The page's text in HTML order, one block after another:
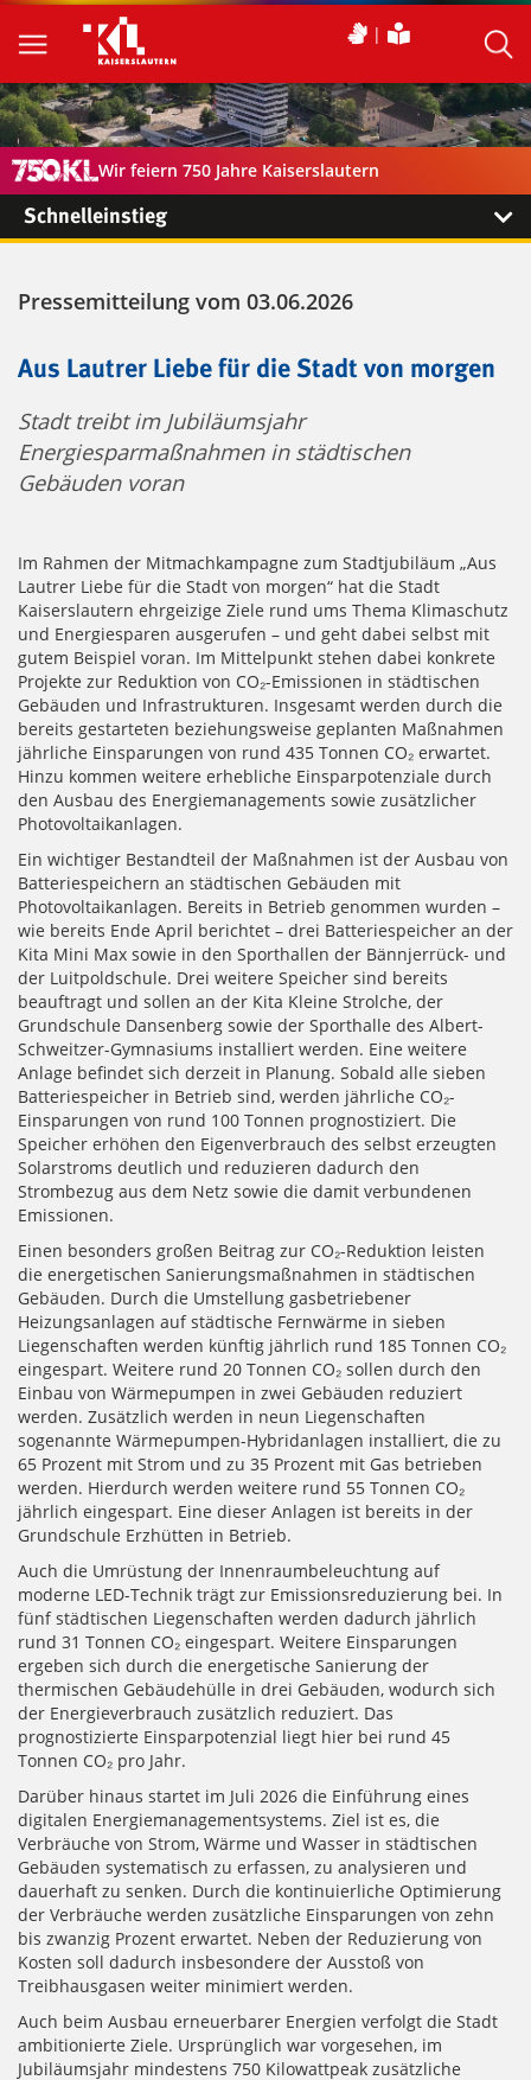
Wir feiern 750 Jahre Kaiserslautern
Schnelleinstieg
Pressemitteilung vom 03.06.2026
Aus Lautrer Liebe für die Stadt von morgen
Stadt treibt im Jubiläumsjahr
Energiesparmaßnahmen in städtischen
Gebäuden voran
Im Rahmen der Mitmachkampagne zum Stadtjubiläum „Aus
Lautrer Liebe für die Stadt von morgen“ hat die Stadt
Kaiserslautern ehrgeizige Ziele rund ums Thema Klimaschutz
und Energiesparen ausgerufen – und geht dabei selbst mit
gutem Beispiel voran. Im Mittelpunkt stehen dabei konkrete
Projekte zur Reduktion von CO₂-Emissionen in städtischen
Gebäuden und Infrastrukturen. Insgesamt werden durch die
bereits gestarteten beziehungsweise geplanten Maßnahmen
jährliche Einsparungen von rund 435 Tonnen CO₂ erwartet.
Hinzu kommen weitere erhebliche Einsparpotenziale durch
den Ausbau des Energiemanagements sowie zusätzlicher
Photovoltaikanlagen.
Ein wichtiger Bestandteil der Maßnahmen ist der Ausbau von
Batteriespeichern an städtischen Gebäuden mit
Photovoltaikanlagen. Bereits in Betrieb genommen wurden –
wie bereits Ende April berichtet – drei Batteriespeicher an der
Kita Mini Max sowie in den Sporthallen der Bännjerrück- und
der Luitpoldschule. Drei weitere Speicher sind bereits
beauftragt und sollen an der Kita Kleine Strolche, der
Grundschule Dansenberg sowie der Sporthalle des Albert-
Schweitzer-Gymnasiums installiert werden. Eine weitere
Anlage befindet sich derzeit in Planung. Sobald alle sieben
Batteriespeicher in Betrieb sind, werden jährliche CO₂-
Einsparungen von rund 100 Tonnen prognostiziert. Die
Speicher erhöhen den Eigenverbrauch des selbst erzeugten
Solarstroms deutlich und reduzieren dadurch den
Strombezug aus dem Netz sowie die damit verbundenen
Emissionen.
Einen besonders großen Beitrag zur CO₂-Reduktion leisten
die energetischen Sanierungsmaßnahmen in städtischen
Gebäuden. Durch die Umstellung gasbetriebener
Heizungsanlagen auf städtische Fernwärme in sieben
Liegenschaften werden künftig jährlich rund 185 Tonnen CO₂
eingespart. Weitere rund 20 Tonnen CO₂ sollen durch den
Einbau von Wärmepumpen in zwei Gebäuden reduziert
werden. Zusätzlich werden in neun Liegenschaften
sogenannte Wärmepumpen-Hybridanlagen installiert, die zu
65 Prozent mit Strom und zu 35 Prozent mit Gas betrieben
werden. Hierdurch werden weitere rund 55 Tonnen CO₂
jährlich eingespart. Eine dieser Anlagen ist bereits in der
Grundschule Erzhütten in Betrieb.
Auch die Umrüstung der Innenraumbeleuchtung auf
moderne LED-Technik trägt zur Emissionsreduzierung bei. In
fünf städtischen Liegenschaften werden dadurch jährlich
rund 31 Tonnen CO₂ eingespart. Weitere Einsparungen
ergeben sich durch die energetische Sanierung der
thermischen Gebäudehülle in drei Gebäuden, wodurch sich
der Energieverbrauch zusätzlich reduziert. Das
prognostizierte Einsparpotenzial liegt hier bei rund 45
Tonnen CO₂ pro Jahr.
Darüber hinaus startet im Juli 2026 die Einführung eines
digitalen Energiemanagementsystems. Ziel ist es, die
Verbräuche von Strom, Wärme und Wasser in städtischen
Gebäuden systematisch zu erfassen, zu analysieren und
dauerhaft zu senken. Durch die kontinuierliche Optimierung
der Verbräuche werden zusätzliche Einsparungen von zehn
bis zwanzig Prozent erwartet. Neben der Reduzierung von
Kosten soll dadurch insbesondere der Ausstoß von
Treibhausgasen weiter minimiert werden.
Auch beim Ausbau erneuerbarer Energien verfolgt die Stadt
ambitionierte Ziele. Ursprünglich war vorgesehen, im
Jubiläumsjahr mindestens 750 Kilowattpeak zusätzliche